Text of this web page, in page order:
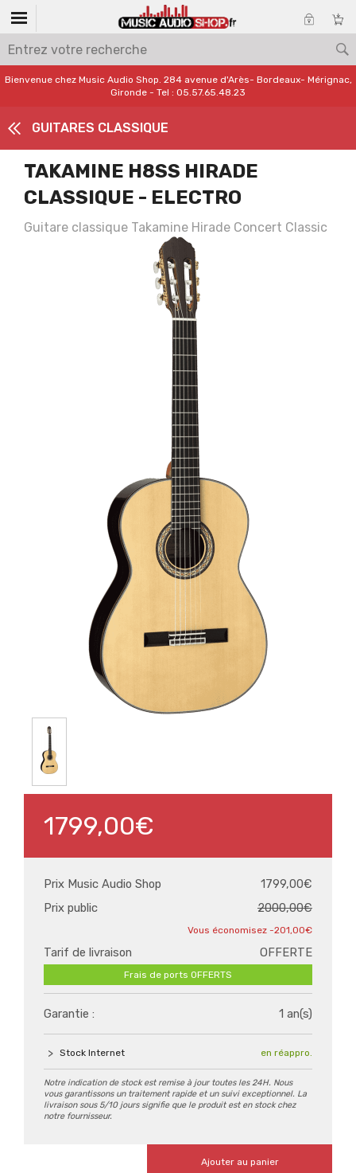
Bienvenue chez Music Audio Shop. 284 avenue d'Arès- Bordeaux- Mérignac,
Gironde - Tel : 05.57.65.48.23
GUITARES CLASSIQUE
TAKAMINE H8SS HIRADE
CLASSIQUE - ELECTRO
Guitare classique Takamine Hirade Concert Classic
1799,00€
Prix Music Audio Shop
1799,00€
Prix public
2000,00€
-201,00€
Tarif de livraison OFFERTE
Frais de ports OFFERTS
Garantie : 1 an(s)
Stock Internet en réappro.
Notre indication de stock est remise à jour toutes les 24H. Nous
vous garantissons un traitement rapide et un suivi exceptionnel. La
livraison sous 5/10 jours signifie que le produit est en stock chez
notre fournisseur.
Ajouter au panier